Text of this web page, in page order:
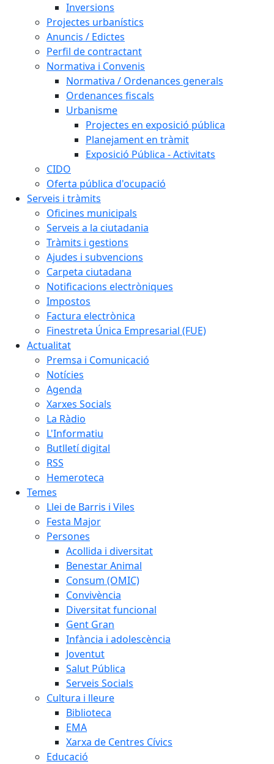
Inversions
Projectes urbanístics
Anuncis / Edictes
Perfil de contractant
Normativa i Convenis
Normativa / Ordenances generals
Ordenances fiscals
Urbanisme
Projectes en exposició pública
Planejament en tràmit
Exposició Pública - Activitats
CIDO
Oferta pública d'ocupació
Serveis i tràmits
Oficines municipals
Serveis a la ciutadania
Tràmits i gestions
Ajudes i subvencions
Carpeta ciutadana
Notificacions electròniques
Impostos
Factura electrònica
Finestreta Única Empresarial (FUE)
Actualitat
Premsa i Comunicació
Notícies
Agenda
Xarxes Socials
La Ràdio
L'Informatiu
Butlletí digital
RSS
Hemeroteca
Temes
Llei de Barris i Viles
Festa Major
Persones
Acollida i diversitat
Benestar Animal
Consum (OMIC)
Convivència
Diversitat funcional
Gent Gran
Infància i adolescència
Joventut
Salut Pública
Serveis Socials
Cultura i lleure
Biblioteca
EMA
Xarxa de Centres Cívics
Educació